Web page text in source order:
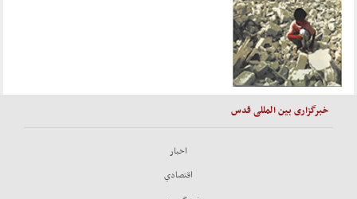
خبرگزاری بین المللی قدس
اخبار
اقتصادي